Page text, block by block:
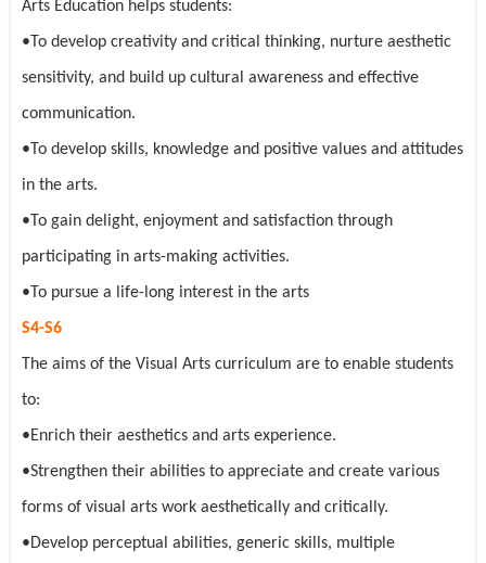
Arts Education helps students:
•To develop creativity and critical thinking, nurture aesthetic
sensitivity, and build up cultural awareness and effective
communication.
•To develop skills, knowledge and positive values and attitudes
in the arts.
•To gain delight, enjoyment and satisfaction through
participating in arts-making activities.
•To pursue a life-long interest in the arts
S4-S6
The aims of the Visual Arts curriculum are to enable students
to:
•Enrich their aesthetics and arts experience.
•Strengthen their abilities to appreciate and create various
forms of visual arts work aesthetically and critically.
•Develop perceptual abilities, generic skills, multiple